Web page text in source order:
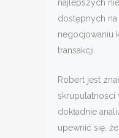
najlepszych
dostępnych na
negocjowaniu
transakcji.
Robert jest
skrupulatności
dokładnie
upewnić się,